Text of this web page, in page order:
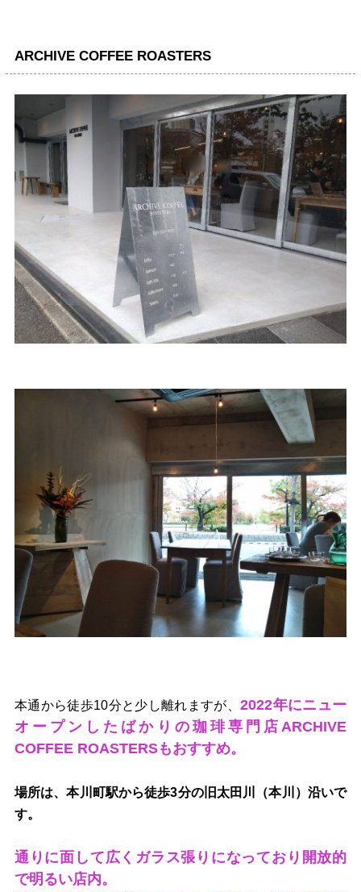
ARCHIVE COFFEE ROASTERS
本通から徒歩10分と少し離れますが、2022年にニュー
オープンしたばかりの珈琲専門店ARCHIVE
COFFEE ROASTERSもおすすめ。
場所は、本川町駅から徒歩3分の旧太田川（本川）沿いで
す。
通りに面して広くガラス張りになっており開放的
で明るい店内。